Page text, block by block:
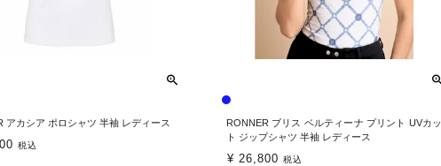
アカシア ポロシャツ 半袖 レディース
税込
RONNER ブリス ベルティーナ プリント UVカッ
ト ジップシャツ 半袖 レディース
¥ 26,800 税込